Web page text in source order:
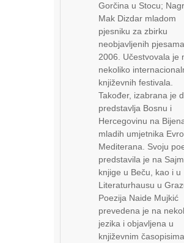
Gorčina u Stocu;
Mak Dizdar mladom
pjesniku za zbirku
neobjavljenih pjesama,
2006. Učestvovala je
nekoliko
književnih festivala.
Također, izabrana je
predstavlja Bosnu i
Hercegovinu na
mladih umjetnika
Mediterana. Svoju
predstavila je na
knjige u Beču, kao i u
Literaturhausu u
Poezija Naide Mujkić
prevedena je na
jezika i objavljena u
književnim